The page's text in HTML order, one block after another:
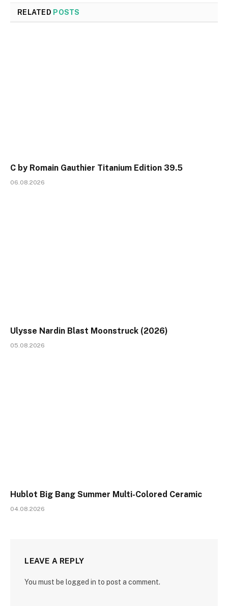
RELATED POSTS
C by Romain Gauthier Titanium Edition 39.5
06.08.2026
Ulysse Nardin Blast Moonstruck (2026)
05.08.2026
Hublot Big Bang Summer Multi-Colored Ceramic
04.08.2026
LEAVE A REPLY
You must be logged in to post a comment.